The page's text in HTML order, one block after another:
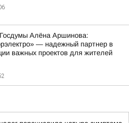
Алёна Аршинова:
— надежный партнер в
важных проектов для жителей